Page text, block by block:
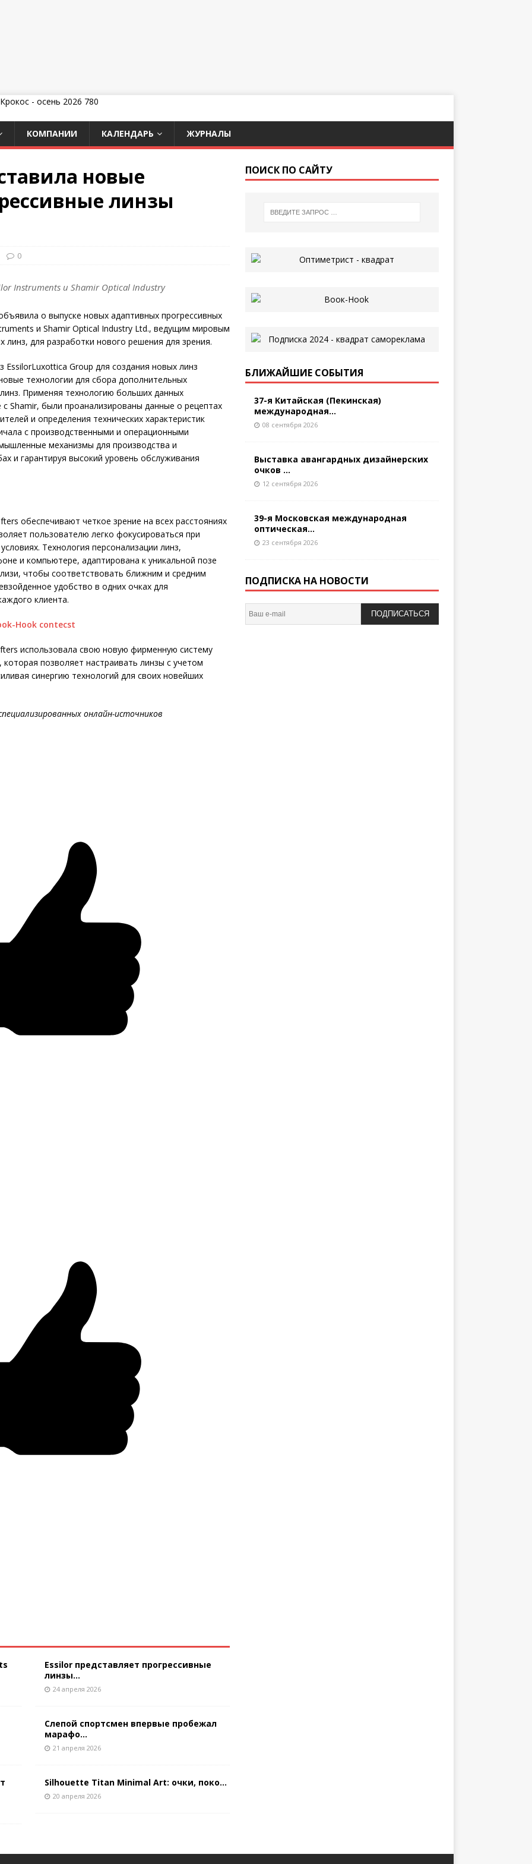
КОМПАНИИ КАЛЕНДАРЬ ЖУРНАЛЫ
новые
линзы
0
Instruments и Shamir Optical Industry
о выпуске новых адаптивных прогрессивных
и Shamir Optical Industry Ltd., ведущим мировым
для разработки нового решения для зрения.
EssilorLuxottica Group для создания новых линз
технологии для сбора дополнительных
Применяя технологию больших данных
с Shamir, были проанализированы данные о рецептах
и определения технических характеристик
с производственными и операционными
механизмы для производства и
и гарантируя высокий уровень обслуживания
обеспечивают четкое зрение на всех расстояниях
пользователю легко фокусироваться при
Технология персонализации линз,
и компьютере, адаптирована к уникальной позе
чтобы соответствовать ближним и средним
удобство в одних очках для
клиента.
использовала свою новую фирменную систему
позволяет настраивать линзы с учетом
синергию технологий для своих новейших
онлайн-источников
Essilor представляет прогрессивные
линзы...
24 апреля 2026
Слепой спортсмен впервые пробежал
марафо...
21 апреля 2026
Silhouette Titan Minimal Art: очки, поко...
20 апреля 2026
ПОИСК ПО САЙТУ
БЛИЖАЙШИЕ СОБЫТИЯ
37-я Китайская (Пекинская)
международная...
08 сентября 2026
Выставка авангардных дизайнерских
очков ...
12 сентября 2026
39-я Московская международная
оптическая...
23 сентября 2026
ПОДПИСКА НА НОВОСТИ
ПОДПИСАТЬСЯ